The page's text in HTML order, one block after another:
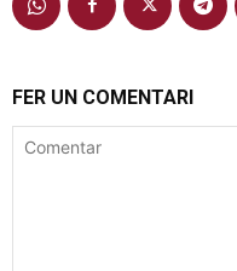
FER UN COMENTARI